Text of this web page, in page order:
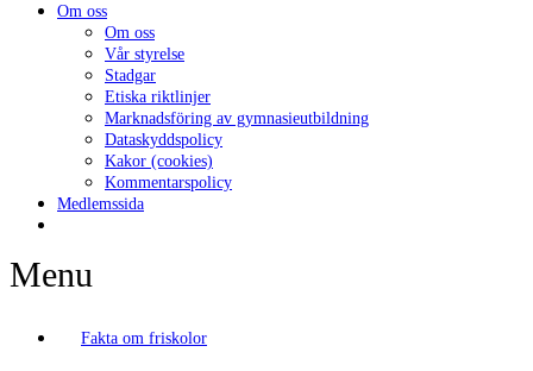
Om oss
Om oss
Vår styrelse
Stadgar
Etiska riktlinjer
Marknadsföring av gymnasieutbildning
Dataskyddspolicy
Kakor (cookies)
Kommentarspolicy
Medlemssida
Menu
Fakta om friskolor